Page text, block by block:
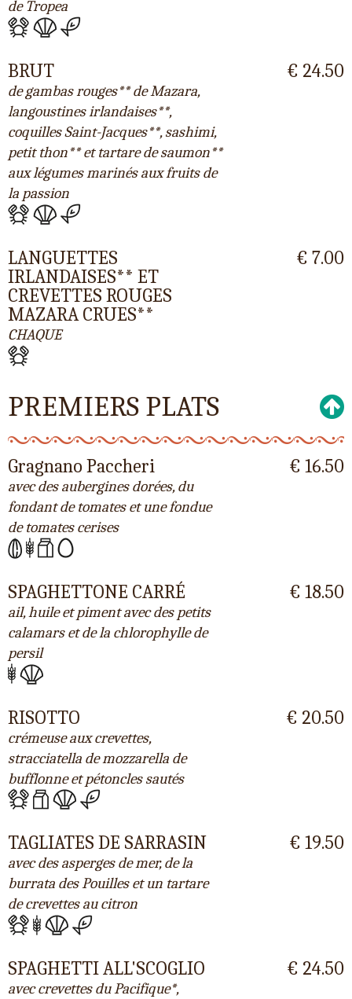
de Tropea
BRUT
de gambas rouges** de Mazara,
langoustines irlandaises**,
coquilles Saint-Jacques**, sashimi,
petit thon** et tartare de saumon**
aux légumes marinés aux fruits de
la passion
€ 24.50
LANGUETTES
IRLANDAISES** ET
CREVETTES ROUGES
MAZARA CRUES**
CHAQUE
€ 7.00
PREMIERS PLATS
Gragnano Paccheri
avec des aubergines dorées, du
fondant de tomates et une fondue
de tomates cerises
€ 16.50
SPAGHETTONE CARRÉ
ail, huile et piment avec des petits
calamars et de la chlorophylle de
persil
€ 18.50
RISOTTO
crémeuse aux crevettes,
stracciatella de mozzarella de
bufflonne et pétoncles sautés
€ 20.50
TAGLIATES DE SARRASIN
avec des asperges de mer, de la
burrata des Pouilles et un tartare
de crevettes au citron
€ 19.50
SPAGHETTI ALL'SCOGLIO
avec crevettes du Pacifique*,
€ 24.50